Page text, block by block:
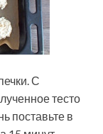
С
тесто
поставьте в